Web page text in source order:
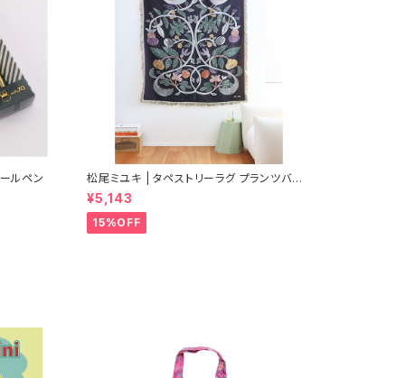
ルペン
松尾ミユキ | タペストリーラグ プランツバー
ド ブラック | Tapestry rug Plants-Bird B
K
¥5,143
15%OFF